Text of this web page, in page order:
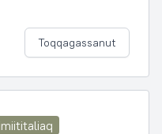
Toqqagassanut